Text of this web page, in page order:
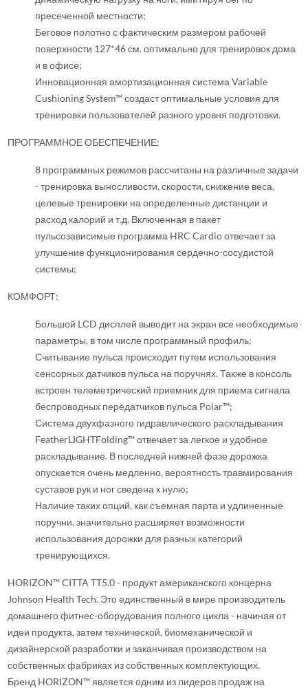
пресеченной местности;
Беговое полотно с фактическим размером рабочей
поверхности 127*46 см. оптимально для тренировок дома
и в офисе;
Инновационная амортизационная система Variable
Cushioning System™ создаст оптимальные условия для
тренировки пользователей разного уровня подготовки.
ПРОГРАММНОЕ ОБЕСПЕЧЕНИЕ:
8 программных режимов рассчитаны на различные задачи
- тренировка выносливости, скорости, снижение веса,
целевые тренировки на определенные дистанции и
расход калорий и т.д. Включенная в пакет
пульсозависимые программа HRC Cardiо отвечает за
улучшение функционирования сердечно-сосудистой
системы;
КОМФОРТ:
Большой LСD дисплей выводит на экран все необходимые
параметры, в том числе программный профиль;
Считывание пульса происходит путем использования
сенсорных датчиков пульса на поручнях. Также в консоль
встроен телеметрический приемник для приема сигнала
беспроводных передатчиков пульса Polar™;
Система двухфазного гидравлического раскладывания
FeatherLIGHTFolding™ отвечает за легкое и удобное
раскладывание. В последней нижней фазе дорожка
опускается очень медленно, вероятность травмирования
суставов рук и ног сведена к нулю;
Наличие таких опций, как съемная парта и удлиненные
поручни, значительно расширяет возможности
использования дорожки для разных категорий
тренирующихся.
HORIZON™ CITTA TT5.0 - продукт американского концерна
Johnson Health Tech. Это единственный в мире производитель
домашнего фитнес-оборудования полного цикла - начиная от
идеи продукта, затем технической, биомеханической и
дизайнерской разработки и заканчивая производством на
собственных фабриках из собственных комплектующих.
Бренд HORIZON™ является одним из лидеров продаж на